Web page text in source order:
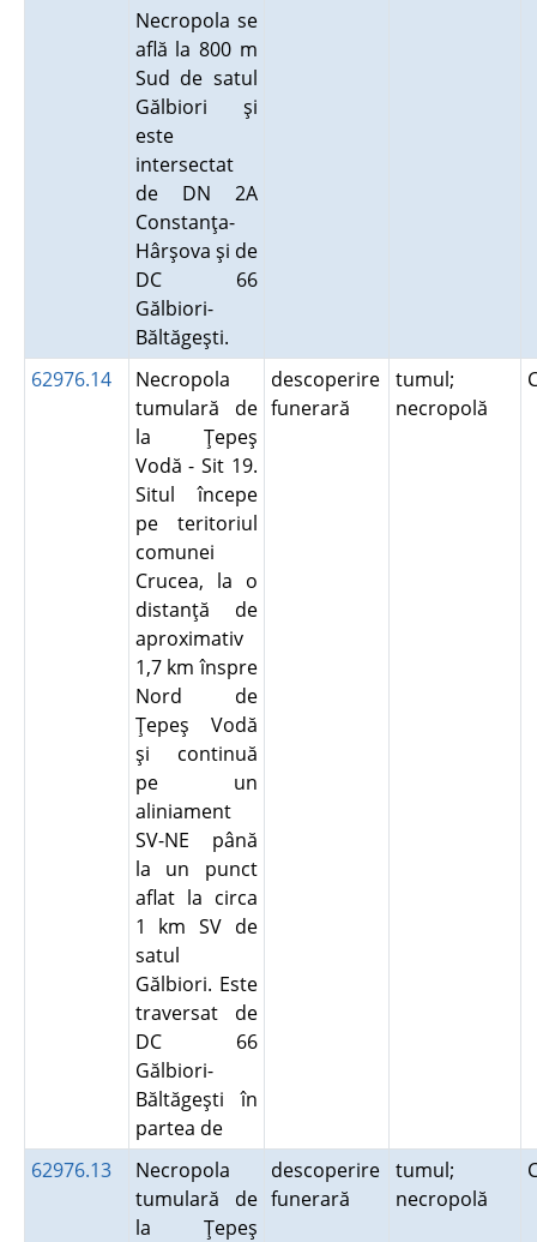
Necropola se
află la 800 m
Sud de satul
Gălbiori şi
este
intersectat
de DN 2A
Constanţa-
Hârşova şi de
DC 66
Gălbiori-
Băltăgeşti.
62976.14
Necropola
tumulară de
la Ţepeş
Vodă - Sit 19.
Situl începe
pe teritoriul
comunei
Crucea, la o
distanţă de
aproximativ
1,7 km înspre
Nord de
Ţepeş Vodă
şi continuă
pe un
aliniament
SV-NE până
la un punct
aflat la circa
1 km SV de
satul
Gălbiori. Este
traversat de
DC 66
Gălbiori-
Băltăgeşti în
partea de
descoperire
funerară
tumul;
necropolă
62976.13
Necropola
tumulară de
la Ţepeş
descoperire
funerară
tumul;
necropolă